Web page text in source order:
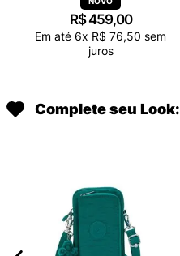
R$459,00
Em até 6x R$ 76,50 sem
juros
Complete seu Look: